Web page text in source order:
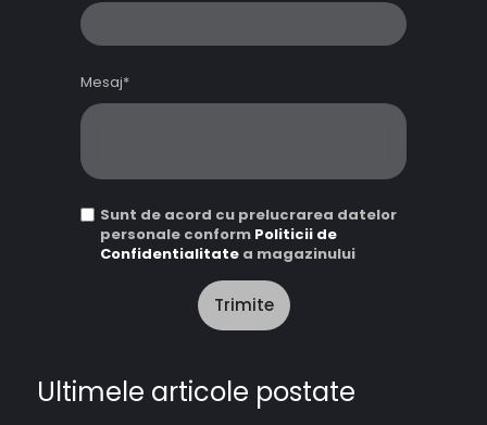
Mesaj*
Sunt de acord cu prelucrarea datelor
personale conform Politicii de
Confidentialitate a magazinului
Trimite
Ultimele articole postate